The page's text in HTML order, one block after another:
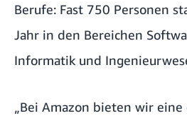
Berufe: Fast 750 Personen
Jahr in den Bereichen
Informatik und
„Bei Amazon bieten wir